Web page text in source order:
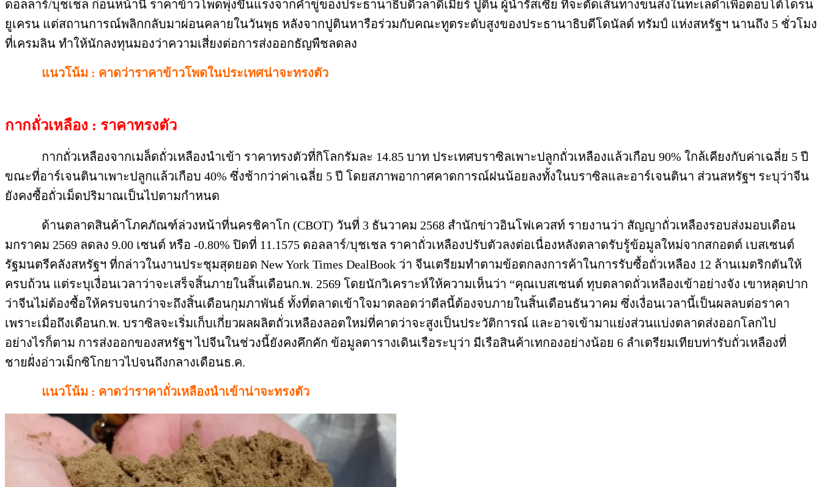
ดอลลาร์/บุชเชล ก่อนหน้านี้ ราคาข้าวโพดพุ่งขึ้นแรงจากคำขู่ของประธานาธิบดีวลาดิเมียร์ ปูติน ผู้นำรัสเซีย ที่จะตัดเส้นทางขนส่งในทะเลดำเพื่อตอบโต้โดรน
ยูเครน แต่สถานการณ์พลิกกลับมาผ่อนคลายในวันพุธ หลังจากปูตินหารือร่วมกับคณะทูตระดับสูงของประธานาธิบดีโดนัลด์ ทรัมป์ แห่งสหรัฐฯ นานถึง 5 ชั่วโมง
ที่เครมลิน ทำให้นักลงทุนมองว่าความเสี่ยงต่อการส่งออกธัญพืชลดลง
แนวโน้ม : คาดว่าราคาข้าวโพดในประเทศน่าจะทรงตัว
กากถั่วเหลือง : ราคาทรงตัว
กากถั่วเหลืองจากเมล็ดถั่วเหลืองนำเข้า ราคาทรงตัวที่กิโลกรัมละ 14.85 บาท ประเทศบราซิลเพาะปลูกถั่วเหลืองแล้วเกือบ 90% ใกล้เคียงกับค่าเฉลี่ย 5 ปี
ขณะที่อาร์เจนตินาเพาะปลูกแล้วเกือบ 40% ซึ่งช้ากว่าค่าเฉลี่ย 5 ปี โดยสภาพอากาศคาดการณ์ฝนน้อยลงทั้งในบราซิลและอาร์เจนตินา ส่วนสหรัฐฯ ระบุว่าจีน
ยังคงซื้อถั่วเม็ดปริมาณเป็นไปตามกำหนด
ด้านตลาดสินค้าโภคภัณฑ์ล่วงหน้าที่นครชิคาโก (CBOT) วันที่ 3 ธันวาคม 2568 สำนักข่าวอินโฟเควสท์ รายงานว่า สัญญาถั่วเหลืองรอบส่งมอบเดือน
มกราคม 2569 ลดลง 9.00 เซนต์ หรือ -0.80% ปิดที่ 11.1575 ดอลลาร์/บุชเชล ราคาถั่วเหลืองปรับตัวลงต่อเนื่องหลังตลาดรับรู้ข้อมูลใหม่จากสกอตต์ เบสเซนต์
รัฐมนตรีคลังสหรัฐฯ ที่กล่าวในงานประชุมสุดยอด New York Times DealBook ว่า จีนเตรียมทำตามข้อตกลงการค้าในการรับซื้อถั่วเหลือง 12 ล้านเมตริกตันให้
ครบถ้วน แต่ระบุเงื่อนเวลาว่าจะเสร็จสิ้นภายในสิ้นเดือนก.พ. 2569 โดยนักวิเคราะห์ให้ความเห็นว่า “คุณเบสเซนต์ ทุบตลาดถั่วเหลืองเข้าอย่างจัง เขาหลุดปาก
ว่าจีนไม่ต้องซื้อให้ครบจนกว่าจะถึงสิ้นเดือนกุมภาพันธ์ ทั้งที่ตลาดเข้าใจมาตลอดว่าดีลนี้ต้องจบภายในสิ้นเดือนธันวาคม ซึ่งเงื่อนเวลานี้เป็นผลลบต่อราคา
เพราะเมื่อถึงเดือนก.พ. บราซิลจะเริ่มเก็บเกี่ยวผลผลิตถั่วเหลืองลอตใหม่ที่คาดว่าจะสูงเป็นประวัติการณ์ และอาจเข้ามาแย่งส่วนแบ่งตลาดส่งออกโลกไป
อย่างไรก็ตาม การส่งออกของสหรัฐฯ ไปจีนในช่วงนี้ยังคงคึกคัก ข้อมูลตารางเดินเรือระบุว่า มีเรือสินค้าเทกองอย่างน้อย 6 ลำเตรียมเทียบท่ารับถั่วเหลืองที่
ชายฝั่งอ่าวเม็กซิโกยาวไปจนถึงกลางเดือนธ.ค.
แนวโน้ม : คาดว่าราคาถั่วเหลืองนำเข้าน่าจะทรงตัว